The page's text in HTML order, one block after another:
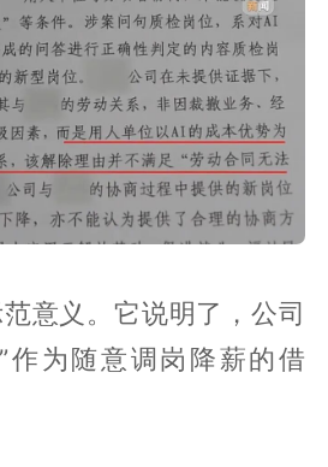
意义。它说明了，公司
作为随意调岗降薪的借